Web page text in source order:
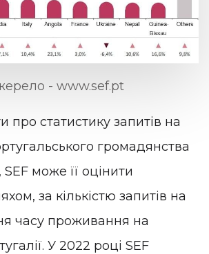
- www.sef.pt
про статистику запитів на
громадянства
може її оцінити
за кількістю запитів на
часу проживання на
У 2022 році SEF